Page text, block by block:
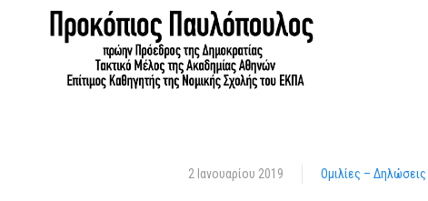
2 Ιανουαρίου 2019 Ομιλίες – Δηλώσεις